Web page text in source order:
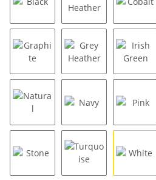
Black Black Heather
Graphite Grey HeatherIrish
Natural Navy Pink